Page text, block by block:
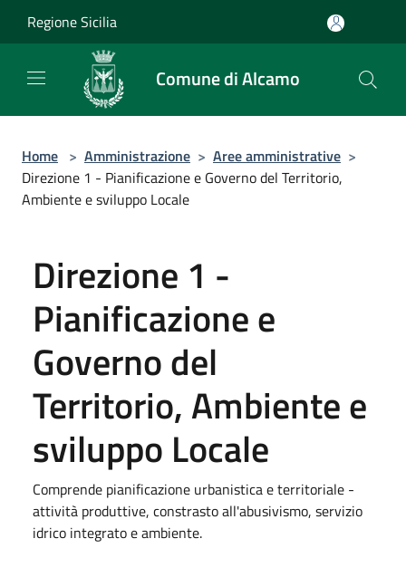
Regione Sicilia
Comune di Alcamo
Home > Amministrazione > Aree amministrative >
Direzione 1 - Pianificazione e Governo del Territorio,
Ambiente e sviluppo Locale
Direzione 1 -
Pianificazione e
Governo del
Territorio, Ambiente e
sviluppo Locale
Comprende pianificazione urbanistica e territoriale -
attività produttive, constrasto all'abusivismo, servizio
idrico integrato e ambiente.